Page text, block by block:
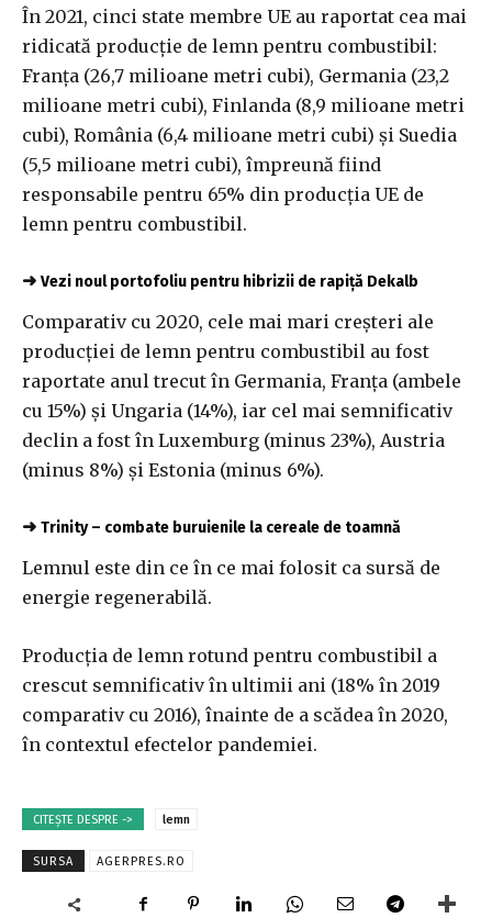
În 2021, cinci state membre UE au raportat cea mai
ridicată producţie de lemn pentru combustibil:
Franţa (26,7 milioane metri cubi), Germania (23,2
milioane metri cubi), Finlanda (8,9 milioane metri
cubi), România (6,4 milioane metri cubi) şi Suedia
(5,5 milioane metri cubi), împreună fiind
responsabile pentru 65% din producţia UE de
lemn pentru combustibil.
➜ Vezi noul portofoliu pentru hibrizii de rapiță Dekalb
Comparativ cu 2020, cele mai mari creşteri ale
producţiei de lemn pentru combustibil au fost
raportate anul trecut în Germania, Franţa (ambele
cu 15%) şi Ungaria (14%), iar cel mai semnificativ
declin a fost în Luxemburg (minus 23%), Austria
(minus 8%) şi Estonia (minus 6%).
➜ Trinity – combate buruienile la cereale de toamnă
Lemnul este din ce în ce mai folosit ca sursă de
energie regenerabilă.
Producţia de lemn rotund pentru combustibil a
crescut semnificativ în ultimii ani (18% în 2019
comparativ cu 2016), înainte de a scădea în 2020,
în contextul efectelor pandemiei.
CITEȘTE DESPRE -> lemn
SURSA AGERPRES.RO